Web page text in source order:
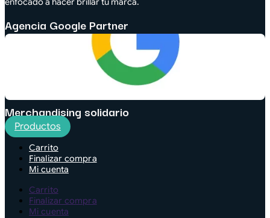
Agencia Google Partner
Merchandising solidario
Productos
Carrito
Finalizar compra
Mi cuenta
Carrito
Finalizar compra
Mi cuenta